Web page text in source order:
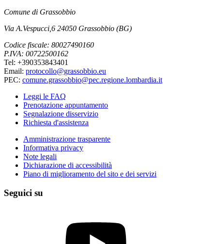
Comune di Grassobbio
Via A.Vespucci,6 24050 Grassobbio (BG)
Codice fiscale: 80027490160
P.IVA: 00722500162
Tel: +390353843401
Email: protocollo@grassobbio.eu
PEC: comune.grassobbio@pec.regione.lombardia.it
Leggi le FAQ
Prenotazione appuntamento
Segnalazione disservizio
Richiesta d'assistenza
Amministrazione trasparente
Informativa privacy
Note legali
Dichiarazione di accessibilità
Piano di miglioramento del sito e dei servizi
Seguici su